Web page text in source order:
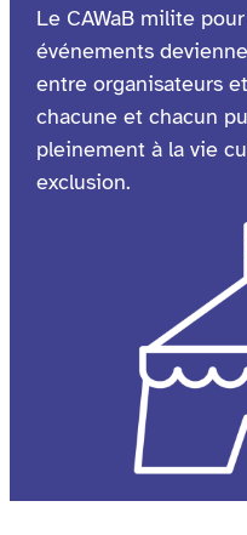
Le CAWaB milite
événements
entre organisateurs
chacune et chacun
pleinement à la vie
exclusion.